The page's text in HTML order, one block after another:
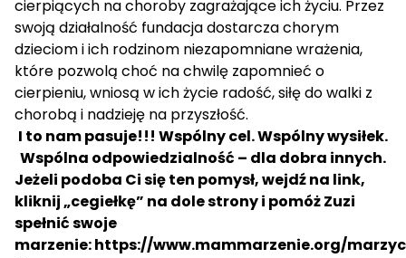
cierpiących na choroby zagrażające ich życiu. Przez
swoją działalność fundacja dostarcza chorym
dzieciom i ich rodzinom niezapomniane wrażenia,
które pozwolą choć na chwilę zapomnieć o
cierpieniu, wniosą w ich życie radość, siłę do walki z
chorobą i nadzieję na przyszłość.
I to nam pasuje!!! Wspólny cel. Wspólny wysiłek.
Wspólna odpowiedzialność – dla dobra innych.
Jeżeli podoba Ci się ten pomysł, wejdź na link,
kliknij „cegiełkę” na dole strony i pomóż Zuzi
spełnić swoje
marzenie:https://www.mammarzenie.org/